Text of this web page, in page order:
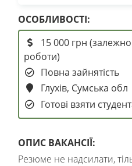
ОСОБЛИВОСТІ:
15 000 грн
роботи)
Повна зайнятість
Глухів, Сумська обл
Готові взяти
ОПИС ВАКАНСІЇ:
Резюме не надсилати,